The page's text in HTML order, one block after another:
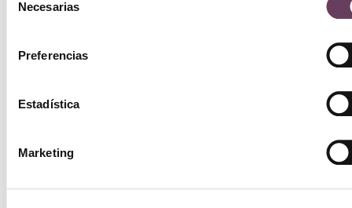
Necesarias
Preferencias
Estadística
Marketing